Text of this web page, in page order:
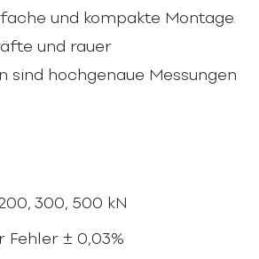
und kompakte Montage.
und rauer
sind hochgenaue Messungen
300, 500 kN
± 0,03%